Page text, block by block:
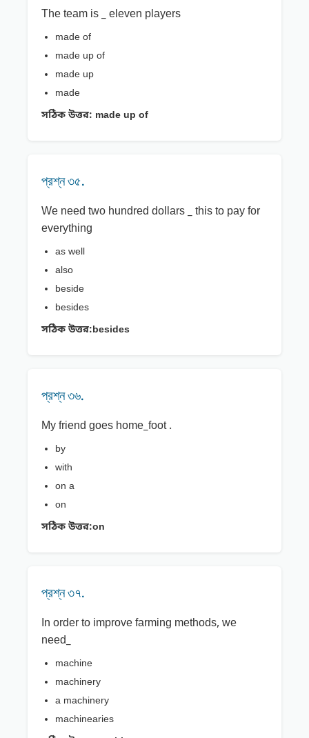
The team is _ eleven players
made of
made up of
made up
made
সঠিক উত্তর: made up of
প্রশ্ন ৩৫.
We need two hundred dollars _ this to pay for
everything
as well
also
beside
besides
সঠিক উত্তর:besides
প্রশ্ন ৩৬.
My friend goes home_foot .
by
with
on a
on
সঠিক উত্তর:on
প্রশ্ন ৩৭.
In order to improve farming methods, we
need_
machine
machinery
a machinery
machinearies